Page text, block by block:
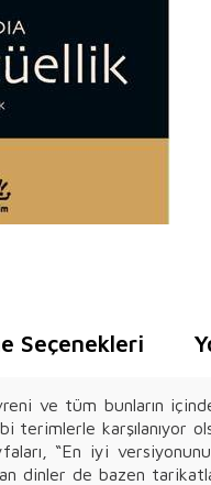
Seçenekleri
ve tüm bunların
terimlerle karşılanıyor
“En iyi
dinler de bazen